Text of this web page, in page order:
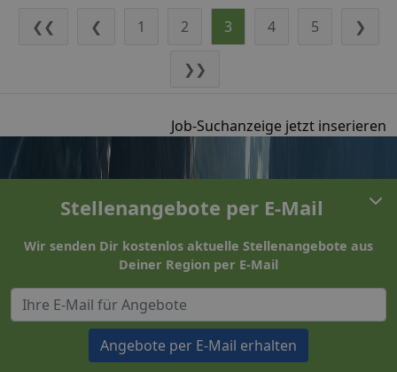
❮❮ ❮ 1 2 3 4 5 ❯
❯❯
Job-Suchanzeige jetzt inserieren
Stellenangebote per E-Mail
Wir senden Dir kostenlos aktuelle Stellenangebote aus
Deiner Region per E-Mail
Angebote per E-Mail erhalten